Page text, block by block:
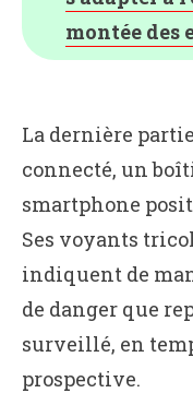
montée des
La dernière partie
connecté, un
smartphone
Ses voyants
indiquent de
de danger que
surveillé, en
prospective.